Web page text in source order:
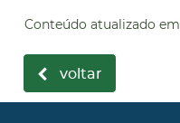
Conteúdo atualizado em
voltar